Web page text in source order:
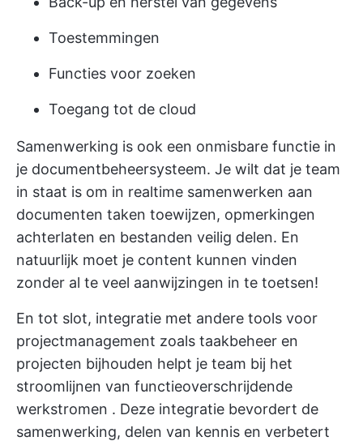
Toestemmingen
Functies voor zoeken
Toegang tot de cloud
Samenwerking is ook een onmisbare functie in
je documentbeheersysteem. Je wilt dat je team
in staat is om in realtime samenwerken aan
documenten taken toewijzen, opmerkingen
achterlaten en bestanden veilig delen. En
natuurlijk moet je content kunnen vinden
zonder al te veel aanwijzingen in te toetsen!
En tot slot, integratie met andere tools voor
projectmanagement zoals taakbeheer en
projecten bijhouden helpt je team bij het
stroomlijnen van functieoverschrijdende
werkstromen . Deze integratie bevordert de
samenwerking, delen van kennis en verbetert